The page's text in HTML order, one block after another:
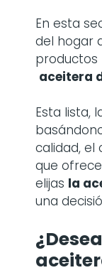
En esta
del hogar
productos
aceitera
Esta lista,
calidad, el
que
elijas la
una